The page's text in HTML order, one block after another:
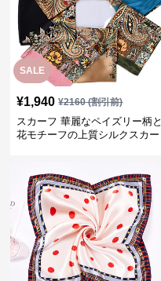
SALE
¥1,940 ¥2160(割引前)
スカーフ 華麗なペイズリー柄と
花モチーフの上質シルクスカー